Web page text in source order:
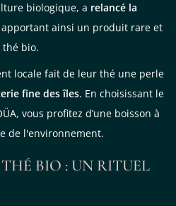
biologique, a relancé la
apportant ainsi un produit rare et
thé bio.
locale fait de leur thé une perle
fine des îles. En choisissant le
vous profitez d’une boisson à
de l'environnement.
BIO : UN RITUEL